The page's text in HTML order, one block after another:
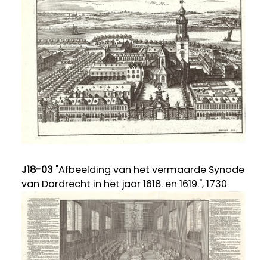
J18-03"Afbeelding van het vermaarde Synode
van Dordrecht in het jaar 1618. en 1619.", 1730